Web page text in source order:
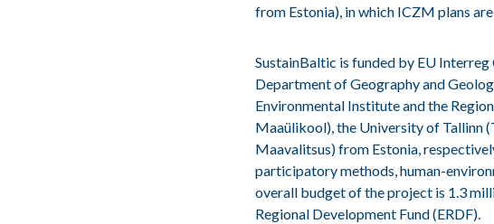
from Estonia), in which ICZM plans
SustainBaltic is funded by EU
Department of Geography and
Environmental Institute and the
Maaülikool), the University of Tallinn
Maavalitsus) from Estonia,
participatory methods, human-
overall budget of the project is 1.3
Regional Development Fund (ERDF).